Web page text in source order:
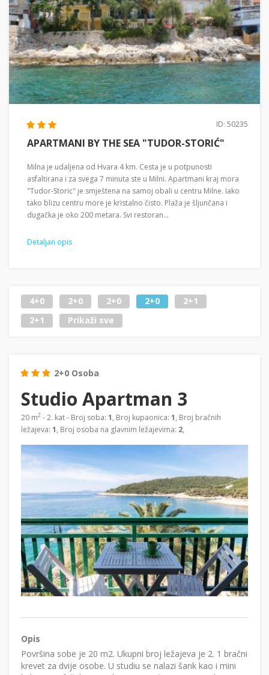
ID: 50235
APARTMANI BY THE SEA "TUDOR-STORIĆ"
Milna je udaljena od Hvara 4 km. Cesta je u potpunosti
asfaltirana i za svega 7 minuta ste u Milni. Apartmani kraj mora
"Tudor-Storic" je smještena na samoj obali u centru Milne. Iako
tako blizu centru more je kristalno čisto. Plaža je šljunčana i
dugačka je oko 200 metara. Svi restoran...
Detaljan opis
4+0 2+0 2+0 2+0
2+1
2+1
Prikaži sve
2+0 Osoba
Studio Apartman 3
20 m2 - 2. kat - Broj soba: 1, Broj kupaonica: 1, Broj bračnih
ležajeva: 1, Broj osoba na glavnim ležajevima: 2,
Opis
Površina sobe je 20 m2. Ukupni broj ležajeva je 2. 1 bračni
krevet za dvije osobe. U studiu se nalazi šank kao i mini